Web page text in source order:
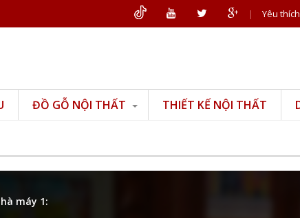
| Yêu thích
Đồ gỗ phòng thờ
Đồ gỗ phòng ngủ
ĐỒ GỖ NỘI THẤT THIẾT KẾ NỘI THẤT
máy 1: